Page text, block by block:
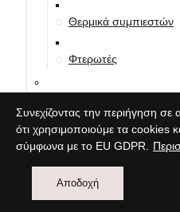
Θερμικά συμπιεστών
Φτερωτές
Αισθητήρια-Σένσορες
Συνεχίζοντας την περιήγηση
ότι χρησιμοποιούμε τα cookies
σύμφωνα με το EU GDPR.
Αποδοχή